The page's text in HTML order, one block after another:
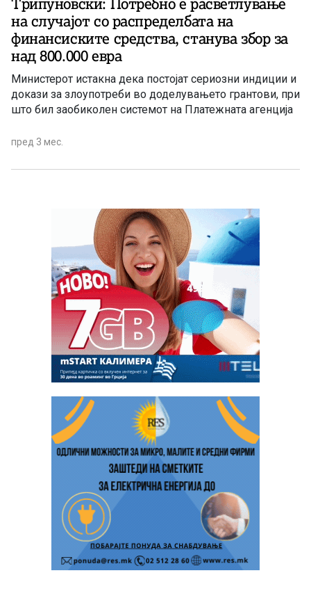
на случајот со распределбата на
финансиските средства, станува збор за
над 800.000 евра
Министерот истакна дека постојат сериозни индиции и
докази за злоупотреби во доделувањето грантови, при
што бил заобиколен системот на Платежната агенција
пред 3 мес.